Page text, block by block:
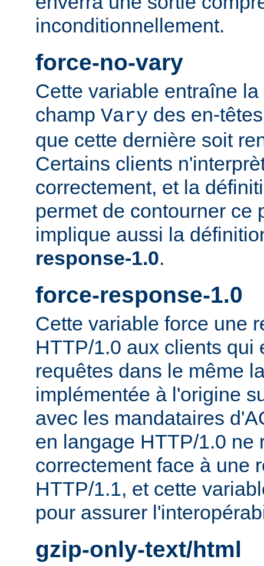
inconditionnellement.
force-no-vary
Cette variable entraîne
champ Vary des en-
que cette dernière soit
Certains clients
correctement, et la
permet de contourner ce
implique aussi la
response-1.0.
force-response-1.0
Cette variable force une
HTTP/1.0 aux clients qui
requêtes dans le même
implémentée à l'origine
avec les mandataires
en langage HTTP/1.0 ne
correctement face à une
HTTP/1.1, et cette
pour assurer
gzip-only-text/html